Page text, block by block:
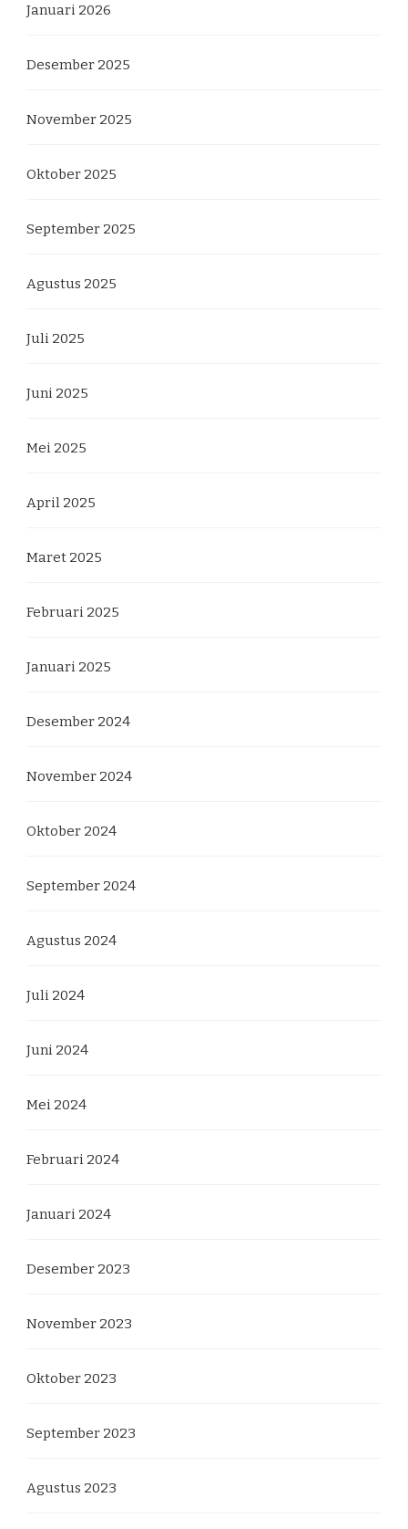
Januari 2026
Desember 2025
November 2025
Oktober 2025
September 2025
Agustus 2025
Juli 2025
Juni 2025
Mei 2025
April 2025
Maret 2025
Februari 2025
Januari 2025
Desember 2024
November 2024
Oktober 2024
September 2024
Agustus 2024
Juli 2024
Juni 2024
Mei 2024
Februari 2024
Januari 2024
Desember 2023
November 2023
Oktober 2023
September 2023
Agustus 2023